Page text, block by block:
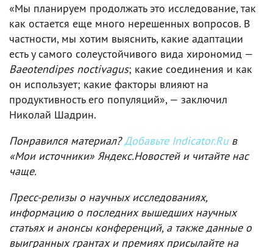
«Мы планируем продолжать это исследование, так
как остается еще много нерешенных вопросов. В
частности, мы хотим выяснить, какие адаптации
есть у самого солеустойчивого вида хирономид —
Baeotendipes noctivagus; какие соединения и как
он использует; какие факторы влияют на
продуктивность его популяций», — заключил
Николай Шадрин.
Понравился материал?Добавьте Indicator.Ruв
«Мои источники» Яндекс.Новостей и читайте нас
чаще.
Пресс-релизы о научных исследованиях,
информацию о последних вышедших научных
статьях и анонсы конференций, а также данные о
выигранных грантах и премиях присылайте на